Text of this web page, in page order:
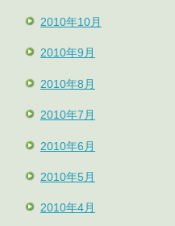
2010年10月
2010年9月
2010年8月
2010年7月
2010年6月
2010年5月
2010年4月